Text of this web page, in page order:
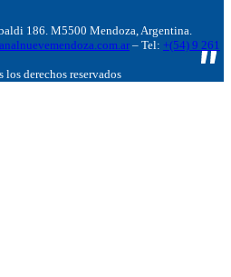
186. M5500 Mendoza, Argentina.
– Tel: +(54) 9 261
derechos reservados